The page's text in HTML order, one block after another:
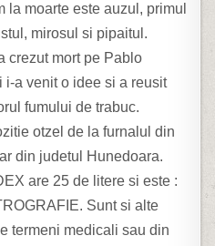
la moarte este auzul, primul
mirosul si pipaitul.
crezut mort pe Pablo
a venit o idee si a reusit
fumului de trabuc.
otzel de la furnalul din
din judetul Hunedoara.
are 25 de litere si este :
Sunt si alte
termeni medicali sau din